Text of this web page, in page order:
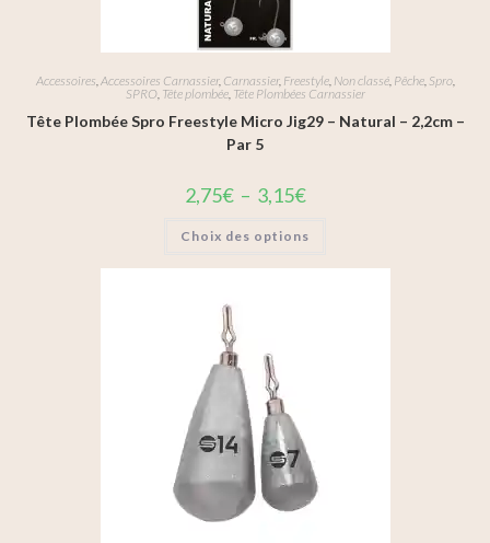
Accessoires Accessoires Carnassier, Carnassier, Freestyle, Non classé, Pêche, Spro,
SPRO, Tête plombée, Tête Plombées Carnassier
Tête Plombée Spro Freestyle Micro Jig29 – Natural – 2,2cm –
Par 5
2,75€ – 3,15€
Choix des options